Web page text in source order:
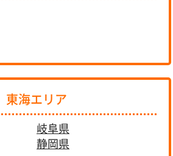
東海エリア
岐阜県
静岡県